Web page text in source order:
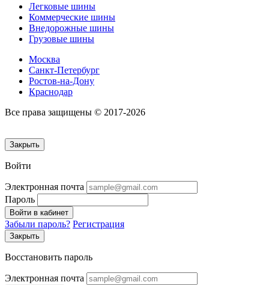
Легковые шины
Коммерческие шины
Внедорожные шины
Грузовые шины
Москва
Санкт-Петербург
Ростов-на-Дону
Краснодар
Все права защищены © 2017-2026
Закрыть
Войти
Электронная почта
Пароль
Войти в кабинет
Забыли пароль? Регистрация
Закрыть
Восстановить пароль
Электронная почта